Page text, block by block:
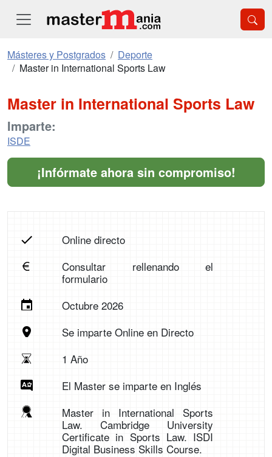
Másteres y Postgrados
Deporte
Master in International Sports Law
Master in International Sports Law
Imparte:
ISDE
¡Infórmate ahora sin compromiso!
Online directo
Consultar rellenando el
formulario
Octubre 2026
Se imparte Online en Directo
1 Año
El Master se imparte en Inglés
Master in International Sports
Law. Cambridge University
Certificate in Sports Law. ISDI
Digital Business Skills Course.